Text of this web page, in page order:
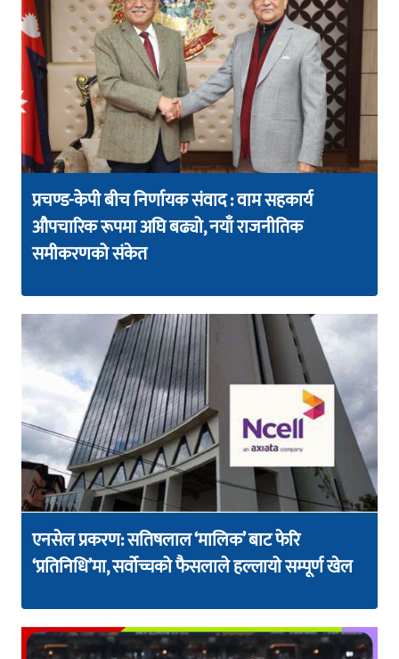
प्रचण्ड-केपी बीच निर्णायक संवाद : वाम सहकार्य
औपचारिक रूपमा अघि बढ्यो, नयाँ राजनीतिक
समीकरणको संकेत
एनसेल प्रकरण: सतिषलाल ‘मालिक’ बाट फेरि
‘प्रतिनिधि’मा, सर्वोच्चको फैसलाले हल्लायो सम्पूर्ण खेल